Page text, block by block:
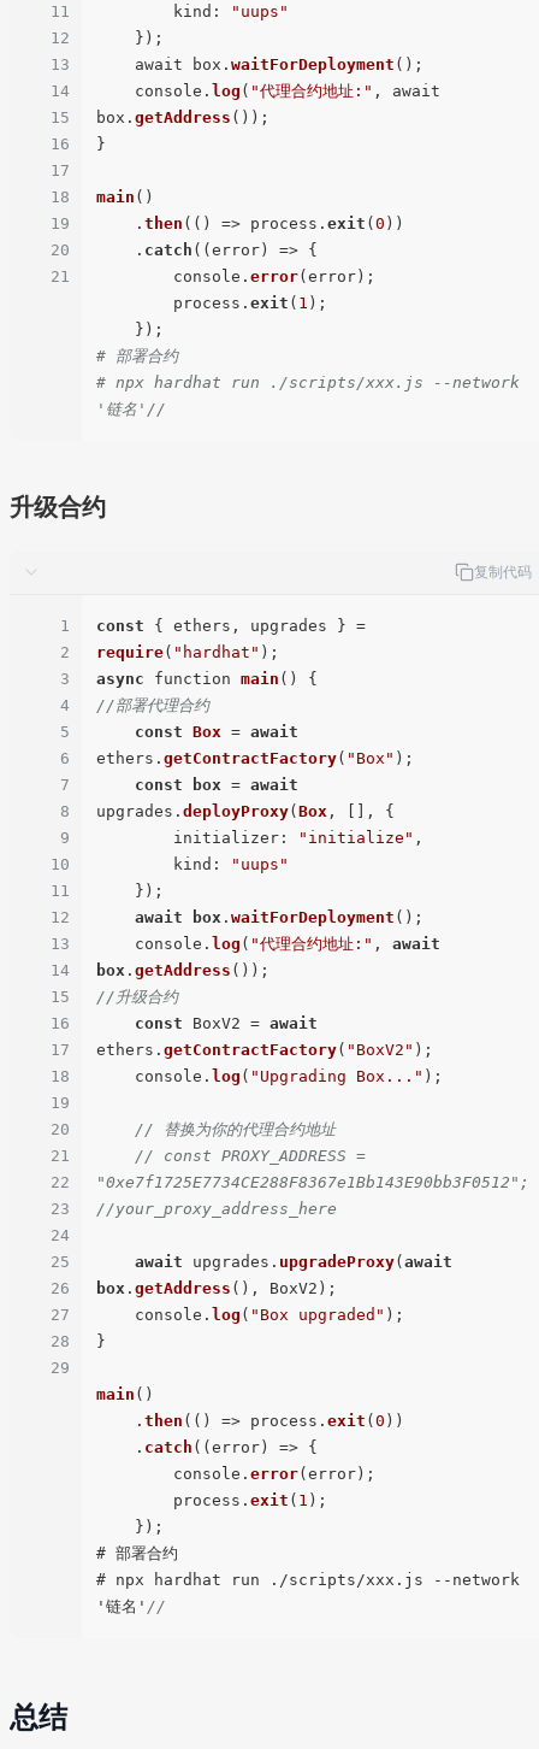
11
12
13
14
15
16
17
18
19
20
21
kind :
"uups"
    await box.
waitForDeployment ();
    console.
log ( "代理合约地址:" , await
box. getAddress ());
}
main ()
    .
then (() => process. exit ( 0 ))
    .
catch ((error) => {
        console.
error(error);
        process.
exit ( 1 );
# 部署合约
# npx hardhat run ./scripts/xxx.js --network
'链名'//
升级合约
复制代码
1
2
3
4
5
6
7
8
9
10
11
12
13
14
15
16
17
18
19
20
21
22
23
24
25
26
27
28
29
const
require( "hardhat"
async function main
//部署代理合约
const Box = await
ethers. getContractFactory( "Box" );
const
box = await
upgrades. deployProxy( Box , [], {
        initializer:
"initialize" ,
        kind:
"uups"
await
box . waitForDeployment ();
    console.
log ( "代理合约地址:" , await
box . getAddress
//升级合约
const BoxV2 = await
ethers. getContractFactory( "BoxV2" );
    console.
log ( "Upgrading Box..." );
// 替换为你的代理合约地址
// const PROXY_ADDRESS =
"0xe7f1725E7734CE288F8367e1Bb143E90bb3F0512";
//your_proxy_address_here
await upgrades. upgradeProxy( await
box . getAddress (), BoxV2);
    console.
log ( "Box upgraded" );
}
main ()
    .
then (() => process. exit ( 0 ))
    .
catch ((error) => {
        console.
error(error);
        process.
exit ( 1 );
# 部署合约
# npx hardhat run ./scripts/xxx.js --network
'链名' //
总结